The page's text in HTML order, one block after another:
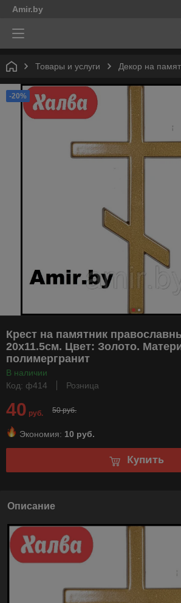
Amir.by
Товары и услуги Декор на
-20%
Крест на памятник
20х11.5см. Цвет: Золото.
полимергранит
В наличии
Код: ф414
Розница
40 руб. 50 руб.
Экономия: 10 руб.
Купить
Описание